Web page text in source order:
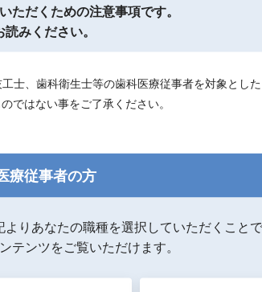
D2、W、XW、OA3オペークシ
リンジ（２g）×３本、注入チッ
ただくための注意事項です。
読みください。
士、歯科衛生士等の歯科医療従事者を対象とし
ではない事をご了承ください。
療従事者の方
りあなたの職種を選択していただくことで
テンツをご覧いただけます。